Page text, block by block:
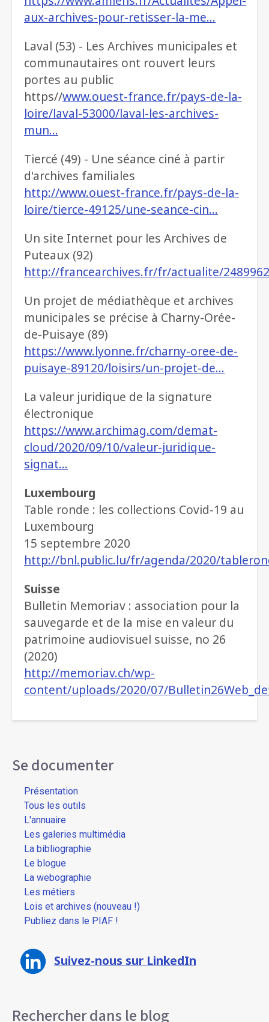
aux-archives-pour-retisser-la-me…
Laval (53) - Les Archives municipales et
communautaires ont rouvert leurs
portes au public
https//www.ouest-france.fr/pays-de-la-
loire/laval-53000/laval-les-archives-
mun…
Tiercé (49) - Une séance ciné à partir
d'archives familiales
http://www.ouest-france.fr/pays-de-la-
loire/tierce-49125/une-seance-cin…
Un site Internet pour les Archives de
Puteaux (92)
http://francearchives.fr/fr/actualite/
Un projet de médiathèque et archives
municipales se précise à Charny-Orée-
de-Puisaye (89)
https://www.lyonne.fr/charny-oree-de-
puisaye-89120/loisirs/un-projet-de…
La valeur juridique de la signature
électronique
https://www.archimag.com/demat-
cloud/2020/09/10/valeur-juridique-
signat…
Luxembourg
Table ronde : les collections Covid-19 au
Luxembourg
15 septembre 2020
http://bnl.public.lu/fr/agenda/2020/
Suisse
Bulletin Memoriav : association pour la
sauvegarde et de la mise en valeur du
patrimoine audiovisuel suisse, no 26
(2020)
http://memoriav.ch/wp-
content/uploads/2020/07/
Se documenter
Présentation
Tous les outils
L'annuaire
Les galeries multimédia
La bibliographie
Le blogue
La webographie
Les métiers
Lois et archives (nouveau !)
Publiez dans le PIAF !
Suivez-nous sur LinkedIn
Rechercher dans le blog